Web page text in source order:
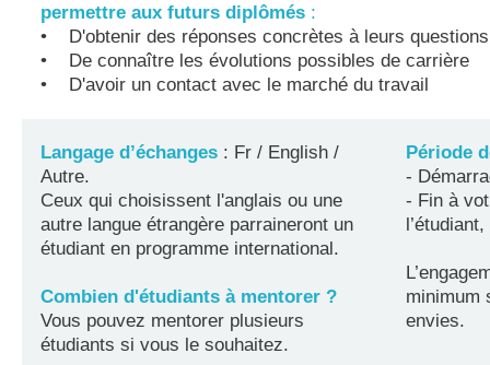
permettre aux futurs diplômés :
• D'obtenir des réponses concrètes à leurs
• De connaître les évolutions possibles de carrière
• D'avoir un contact avec le marché du travail
Langage d’échanges : Fr / English /
Autre.
Ceux qui choisissent l'anglais ou une
autre langue étrangère parraineront un
étudiant en programme international.
Combien d'étudiants à mentorer ?
Vous pouvez mentorer plusieurs
étudiants si vous le souhaitez.
Période
-
- Fin à
minimum
envies.